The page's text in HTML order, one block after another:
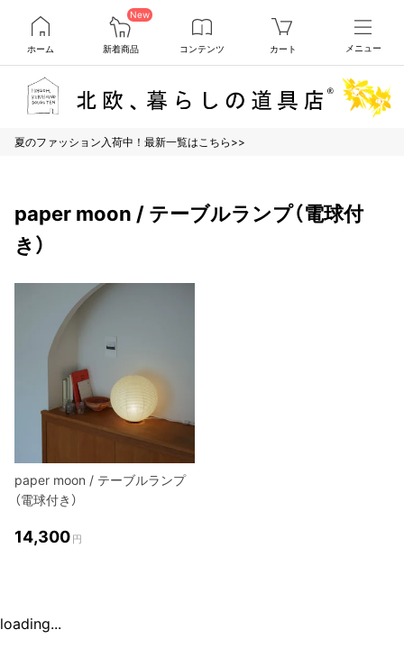
ホーム
New
新着商品 コンテンツ カート メニュー
夏のファッション入荷中！最新一覧はこちら>>
paper moon / テーブルランプ（電球付
き）
paper moon / テーブルランプ
（電球付き）
14,300 円
loading...